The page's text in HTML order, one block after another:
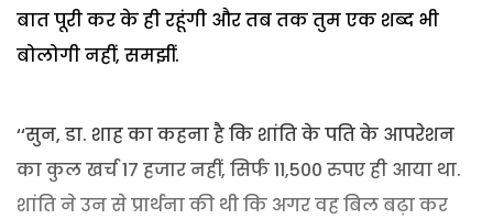
बात पूरी कर के ही रहूंगी और तब तक तुम एक शब्द भी
बोलोगी नहीं, समझीं.
‘‘सुन, डा. शाह का कहना है कि शांति के पति के आपरेशन
का कुल खर्च 17 हजार नहीं, सिर्फ 11,500 रुपए ही आया था.
शांति ने उन से प्रार्थना की थी कि अगर वह बिल बढ़ा कर